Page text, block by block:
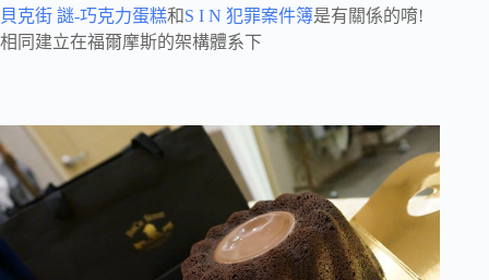
貝克街 謎-巧克力蛋糕和S I N 犯罪案件簿是有關係的唷!
相同建立在福爾摩斯的架構體系下